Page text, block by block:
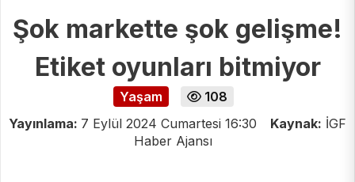
Şok markette şok gelişme!
Etiket oyunları bitmiyor
Yaşam
108
Yayınlama: 7 Eylül 2024 Cumartesi 16:30 Kaynak: İGF
Haber Ajansı